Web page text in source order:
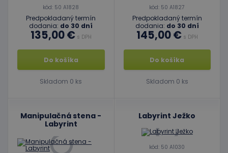
kód: 50 A1828
Predpokladaný termín
dodania: do 30 dní
135,00 € s DPH
Do košíka
Skladom 0 ks
kód: 50 A1827
Predpokladaný termín
dodania: do 30 dní
145,00 € s DPH
Do košíka
Skladom 0 ks
Manipulačná stena -
Labyrint
Labyrint Ježko
kód: 50 A1030